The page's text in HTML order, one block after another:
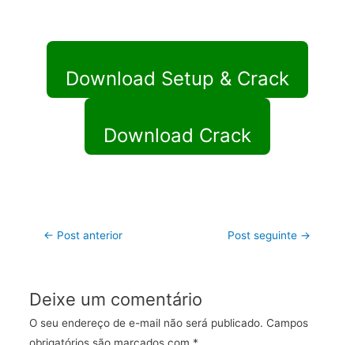
Download Setup & Crack
Download Crack
← Post anterior Post seguinte →
Deixe um comentário
O seu endereço de e-mail não será publicado. Campos